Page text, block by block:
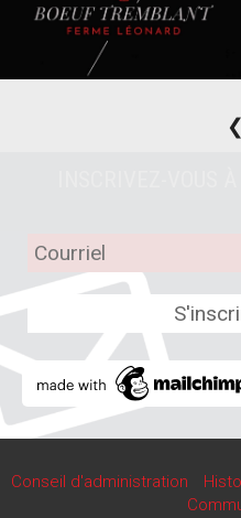
❮
Conseil d'administration